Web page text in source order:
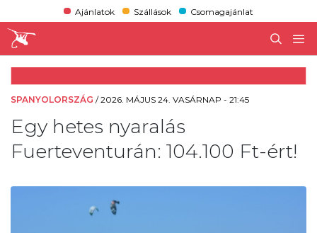
Ajánlatok Szállások Csomagajánlat
SPANYOLORSZÁG /2026. MÁJUS 24. VASÁRNAP - 21:45
Egy hetes nyaralás
Fuerteventurán: 104.100 Ft-ért!